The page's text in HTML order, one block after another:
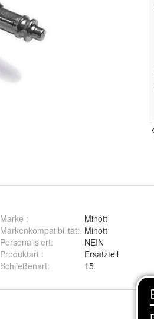
Marke :
Minott
Markenkompatibilität: Minott
Personalisiert:
NEIN
Produktart :
Ersatzteil
Schließenart: 15